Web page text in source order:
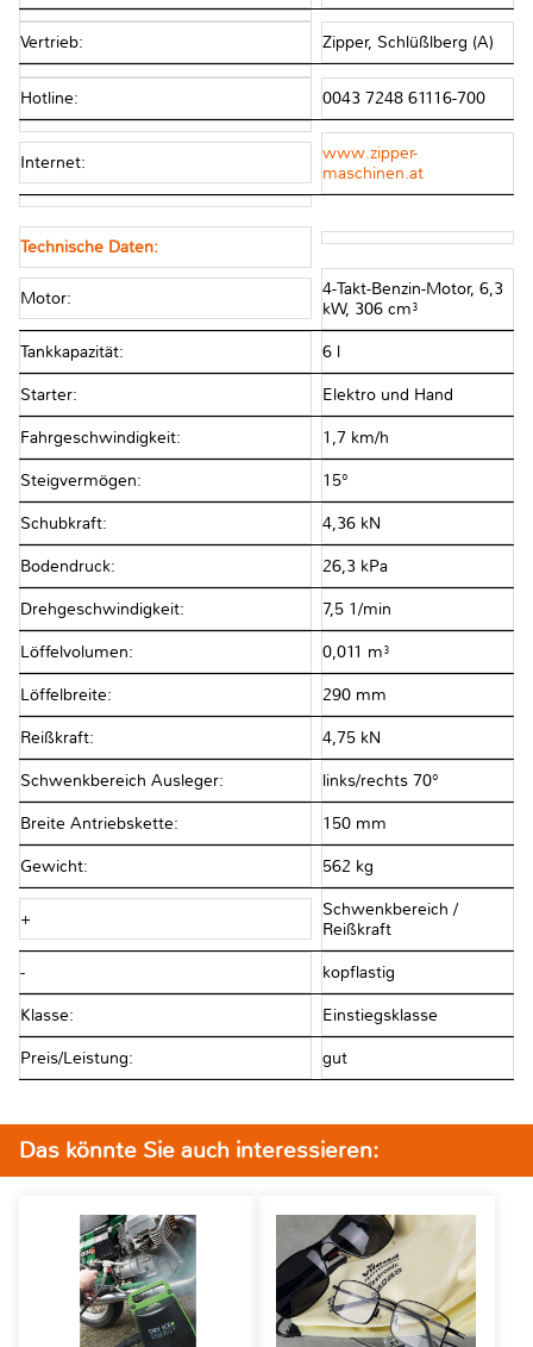
Vertrieb: Zipper, Schlüßlberg (A)
Hotline: 0043 7248 61116-700
Internet:
www.zipper-
maschinen.at
Technische Daten:
Motor:
4-Takt-Benzin-Motor, 6,3
kW, 306 cm³
Tankkapazität: 6 l
Starter: Elektro und Hand
Fahrgeschwindigkeit: 1,7 km/h
Steigvermögen: 15°
Schubkraft: 4,36 kN
Bodendruck: 26,3 kPa
Drehgeschwindigkeit: 7,5 1/min
Löffelvolumen: 0,011 m³
Löffelbreite: 290 mm
Reißkraft: 4,75 kN
Schwenkbereich Ausleger: links/rechts 70°
Breite Antriebskette: 150 mm
Gewicht: 562 kg
+
Schwenkbereich /
Reißkraft
- kopflastig
Klasse: Einstiegsklasse
Preis/Leistung: gut
Das könnte Sie auch interessieren: